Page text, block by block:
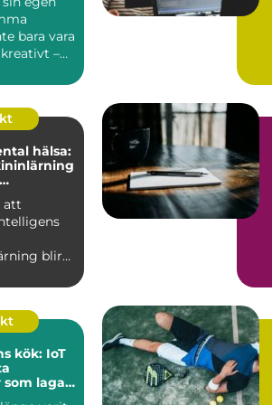
bara vara
–
hälsa:
att
blir
kök: IoT
lagar